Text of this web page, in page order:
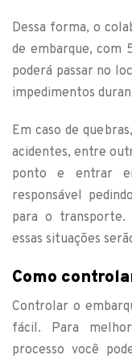
Dessa forma, o
de embarque, com
poderá passar no
impedimentos
Em caso de
acidentes, entre
ponto e entrar
responsável
para o transporte.
essas situações
Como
Controlar o
fácil. Para
processo você